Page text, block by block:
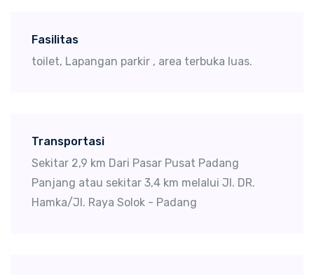
Fasilitas
toilet, Lapangan parkir , area terbuka luas.
Transportasi
Sekitar 2,9 km Dari Pasar Pusat Padang
Panjang atau sekitar 3,4 km melalui Jl. DR.
Hamka/Jl. Raya Solok - Padang